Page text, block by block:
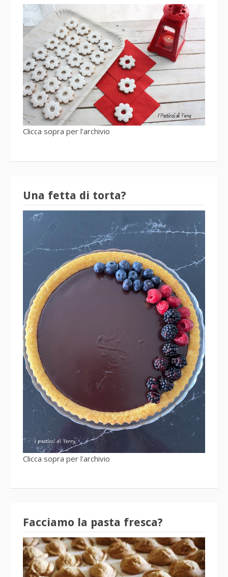
Clicca sopra per l'archivio
Una fetta di torta?
Clicca sopra per l'archivio
Facciamo la pasta fresca?